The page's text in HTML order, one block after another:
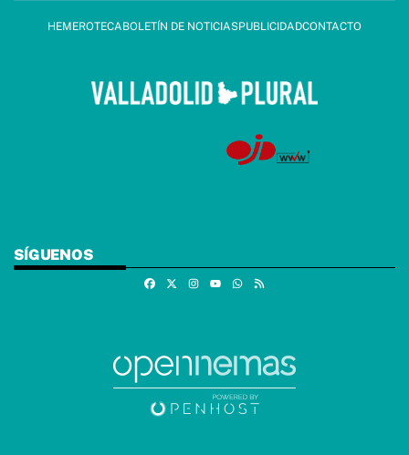
HEMEROTECABOLETÍN DE NOTICIASPUBLICIDADCONTACTO
SÍGUENOS
FacebookInstagramWhatsapp